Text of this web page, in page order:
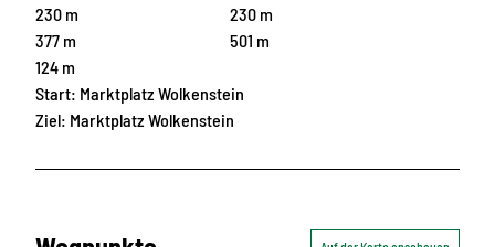
230 m
230 m
377 m
501 m
124 m
Start: Marktplatz Wolkenstein
Ziel: Marktplatz Wolkenstein